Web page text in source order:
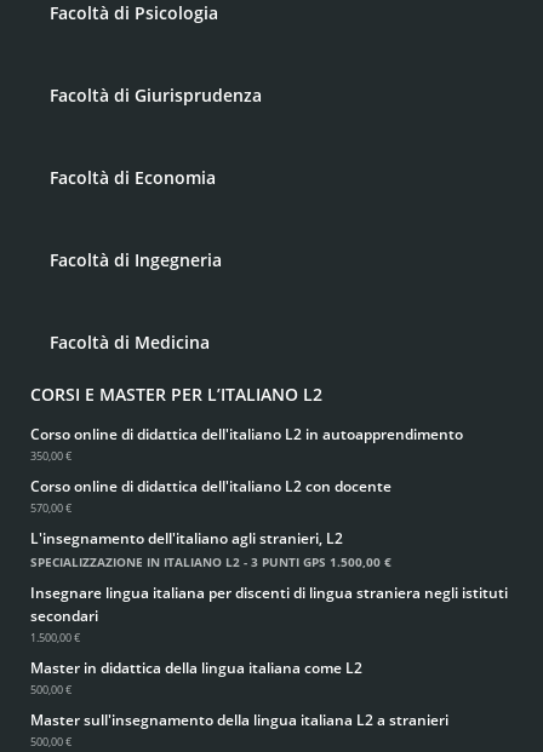
Facoltà di Psicologia
Facoltà di Giurisprudenza
Facoltà di Economia
Facoltà di Ingegneria
Facoltà di Medicina
CORSI E MASTER PER L’ITALIANO L2
Corso online di didattica dell'italiano L2 in autoapprendimento
350,00 €
Corso online di didattica dell'italiano L2 con docente
570,00 €
L'insegnamento dell'italiano agli stranieri, L2
SPECIALIZZAZIONE IN ITALIANO L2 - 3 PUNTI GPS 1.500,00 €
Insegnare lingua italiana per discenti di lingua straniera negli istituti
secondari
1.500,00 €
Master in didattica della lingua italiana come L2
500,00 €
Master sull'insegnamento della lingua italiana L2 a stranieri
500,00 €